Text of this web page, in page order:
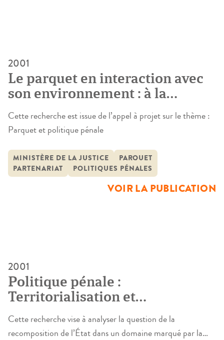
2001
Le parquet en interaction avec
son environnement : à la
recherche des politiques
pénales…
Cette recherche est issue de l’appel à projet sur le thème :
Parquet et politique pénale
MINISTÈRE DE LA JUSTICE
PARQUET
PARTENARIAT
POLITIQUES PÉNALES
VOIR LA PUBLICATION
2001
Politique pénale :
Territorialisation et
européanisation de la justice
Cette recherche vise à analyser la question de la
recomposition de l’État dans un domaine marqué par la